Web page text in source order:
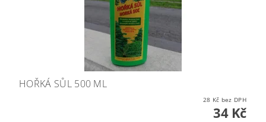
HOŘKÁ SŮL 500 ML
28 Kč bez DPH
34 Kč